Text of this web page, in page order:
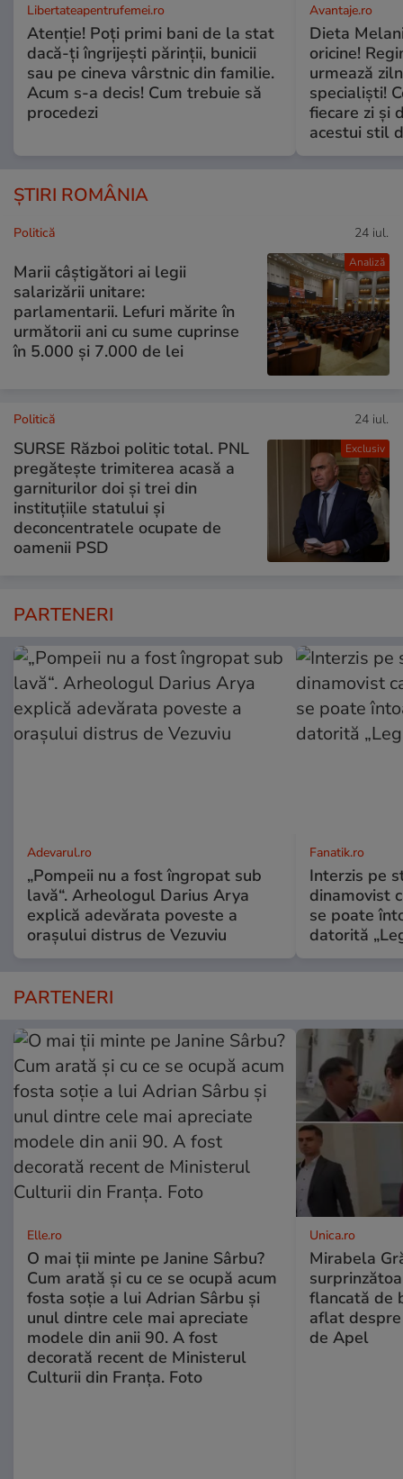
Libertateapentrufemei.ro
Atenție! Poți primi bani de la stat
dacă-ți îngrijești părinții, bunicii
sau pe cineva vârstnic din familie.
Acum s-a decis! Cum trebuie să
procedezi
Avantaje.ro
Dieta
oricine!
urmează
specialiști!
fiecare zi și
acestui stil
ȘTIRI ROMÂNIA
Analiză
Politică 24 iul.
Marii câștigători ai legii
salarizării unitare:
parlamentarii. Lefuri mărite în
următorii ani cu sume cuprinse
în 5.000 și 7.000 de lei
Exclusiv
Politică 24 iul.
SURSE Război politic total. PNL
pregătește trimiterea acasă a
garniturilor doi și trei din
instituțiile statului și
deconcentratele ocupate de
oamenii PSD
PARTENERI
Adevarul.ro
„Pompeii nu a fost îngropat sub
lavă“. Arheologul Darius Arya
explică adevărata poveste a
orașului distrus de Vezuviu
Fanatik.ro
Interzis pe
dinamovist
se poate
datorită
PARTENERI
Elle.ro
O mai ții minte pe Janine Sârbu?
Cum arată și cu ce se ocupă acum
fosta soție a lui Adrian Sârbu și
unul dintre cele mai apreciate
modele din anii 90. A fost
decorată recent de Ministerul
Culturii din Franța. Foto
Unica.ro
Mirabela
flancată de
aflat
de Apel